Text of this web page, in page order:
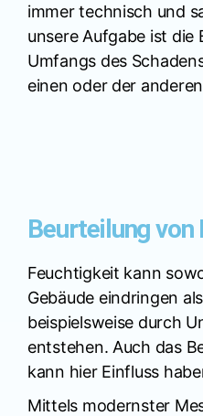
immer technisch und
unsere Aufgabe ist die
Umfangs des
einen oder der
Beurteilung von
Feuchtigkeit kann
Gebäude eindringen
beispielsweise durch
entstehen. Auch das
kann hier Einfluss
Mittels modernster